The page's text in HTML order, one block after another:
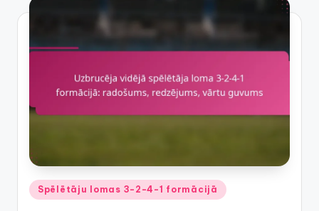
Posted
in
Spēlētāju lomas 3-2-4-1 formācijā